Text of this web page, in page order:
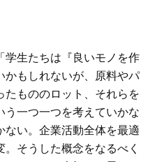
学生たちは『良いモノを作
かもしれないが、原料やパ
たもののロット、それらを
一つ一つを考えていかな
ない。企業活動全体を最適
そうした概念をなるべく